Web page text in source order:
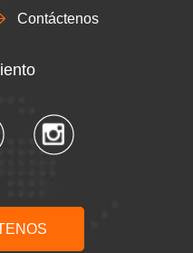
Contáctenos